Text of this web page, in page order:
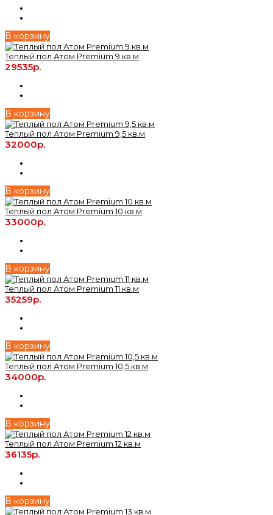
В корзину
Теплый пол Атом Premium 9 кв.м
29535р.
В корзину
Теплый пол Атом Premium 9,5 кв.м
32000р.
В корзину
Теплый пол Атом Premium 10 кв.м
33000р.
В корзину
Теплый пол Атом Premium 11 кв.м
35259р.
В корзину
Теплый пол Атом Premium 10,5 кв.м
34000р.
В корзину
Теплый пол Атом Premium 12 кв.м
36135р.
В корзину